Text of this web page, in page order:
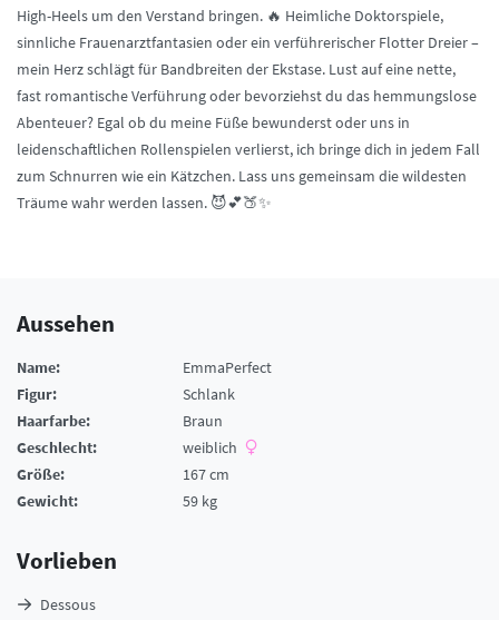
High-Heels um den Verstand bringen. 🔥 Heimliche Doktorspiele,
sinnliche Frauenarztfantasien oder ein verführerischer Flotter Dreier –
mein Herz schlägt für Bandbreiten der Ekstase. Lust auf eine nette,
fast romantische Verführung oder bevorziehst du das hemmungslose
Abenteuer? Egal ob du meine Füße bewunderst oder uns in
leidenschaftlichen Rollenspielen verlierst, ich bringe dich in jedem Fall
zum Schnurren wie ein Kätzchen. Lass uns gemeinsam die wildesten
Träume wahr werden lassen. 😈💕🍑✨
Aussehen
Name:
EmmaPerfect
Figur:
Schlank
Haarfarbe:
Braun
Geschlecht:
weiblich
Größe:
167 cm
Gewicht:
59 kg
Vorlieben
Dessous